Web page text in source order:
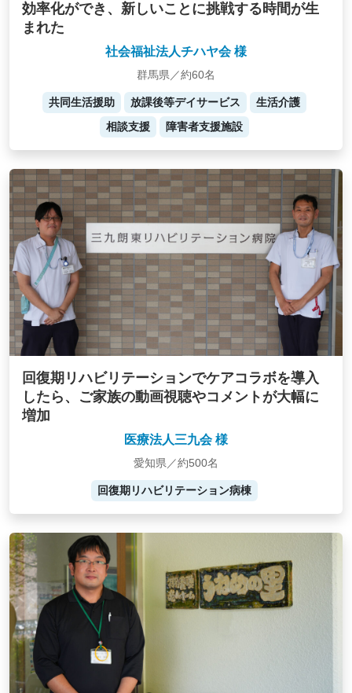
効率化ができ、新しいことに挑戦する時間が生
まれた
社会福祉法人チハヤ会 様
群馬県／約60名
共同生活援助 放課後等デイサービス
生活介護
相談支援
障害者支援施設
回復期リハビリテーションでケアコラボを導入
したら、ご家族の動画視聴やコメントが大幅に
増加
医療法人三九会 様
愛知県／約500名
回復期リハビリテーション病棟